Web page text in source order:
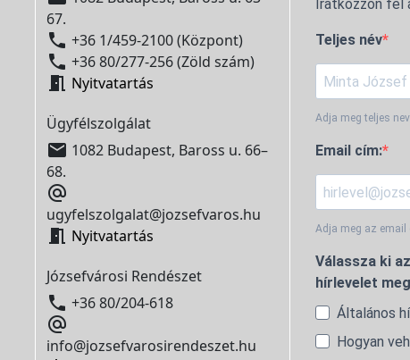
67.
 +36 1/459-2100 (Központ)
 +36 80/277-256 (Zöld szám)
 Nyitvatartás
Ügyfélszolgálat
 1082 Budapest, Baross u. 66–
68.

ugyfelszolgalat@jozsefvaros.hu
 Nyitvatartás
Józsefvárosi Rendészet
 +36 80/204-618

info@jozsefvarosirendeszet.hu
Iratkozzon fel
Teljes név
Adja meg teljes
Email cím:
Adja meg az email
Válassza ki
hírlevelet
Általános
Hogyan